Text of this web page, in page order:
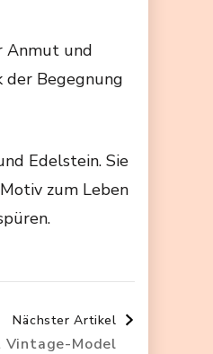
Anmut und
der Begegnung
Edelstein. Sie
zum Leben
Nächster Artikel
Vintage-Model